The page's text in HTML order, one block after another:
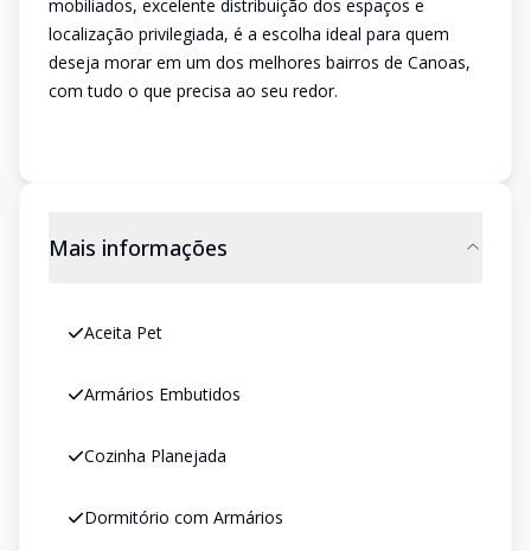
mobiliados, excelente distribuição dos espaços e
localização privilegiada, é a escolha ideal para quem
deseja morar em um dos melhores bairros de Canoas,
com tudo o que precisa ao seu redor.
Mais informações
Aceita Pet
Armários Embutidos
Cozinha Planejada
Dormitório com Armários